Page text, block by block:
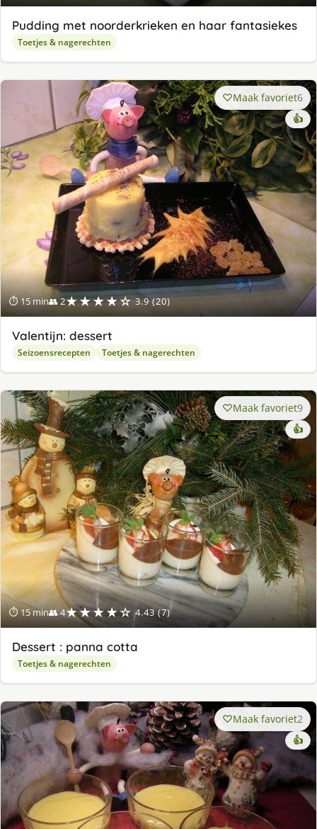
Pudding met noorderkrieken en haar fantasiekes
Toetjes & nagerechten
⏱ 15 min👥 2★★★★☆ 3.9 (20)
Maak favoriet6
👍
Valentijn: dessert
Seizoensrecepten Toetjes & nagerechten
⏱ 15 min👥 4★★★★☆ 4.43 (7)
Maak favoriet9
👍
Dessert : panna cotta
Toetjes & nagerechten
Maak favoriet2
👍